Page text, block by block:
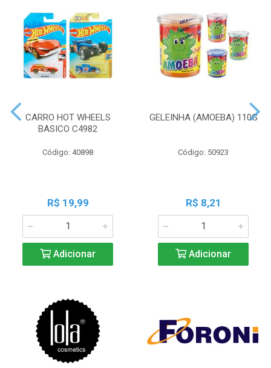
CARRO HOT WHEELS
BASICO C4982
Código: 40898
R$ 19,99
Adicionar
GELEINHA (AMOEBA) 110G
Código: 50923
R$ 8,21
Adicionar